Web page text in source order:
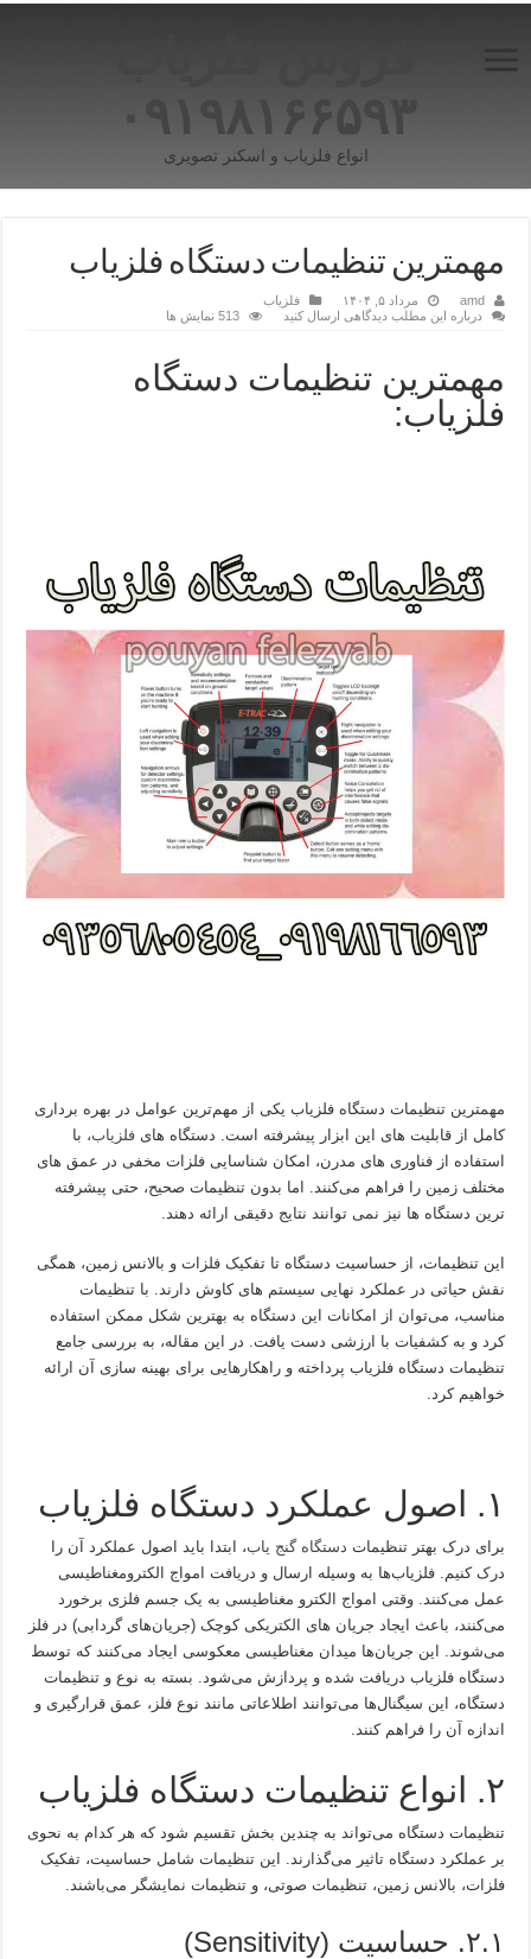
۰۹۱۹۸۱۶۶۵۹۳
انواع فلزیاب و اسکنر تصویری
مهمترین تنظیمات دستگاه فلزیاب
amd مرداد ۵, ۱۴۰۴
فلزیاب
درباره این مطلب دیدگاهی ارسال کنید
513 نمایش ها
مهمترین تنظیمات دستگاه
فلزیاب:
مهمترین تنظیمات دستگاه فلزیاب یکی از مهم‌ترین عوامل در بهره‌ برداری
کامل از قابلیت‌ های این ابزار پیشرفته است. دستگاه‌ هایفلزیاب، با
استفاده از فناوری‌ های مدرن، امکان شناسایی فلزات مخفی در عمق‌ های
مختلف زمین را فراهم می‌کنند. اما بدون تنظیمات صحیح، حتی پیشرفته‌
ترین دستگاه‌ ها نیز نمی‌ توانند نتایج دقیقی ارائه دهند.
این تنظیمات، از حساسیت دستگاه تا تفکیک فلزات و بالانس زمین، همگی
نقش حیاتی در عملکرد نهایی سیستم های کاوش دارند. با تنظیمات
مناسب، می‌توان از امکانات این دستگاه به بهترین شکل ممکن استفاده
کرد و به کشفیات با ارزشی دست یافت. در این مقاله، به بررسی جامع
تنظیمات دستگاه فلزیاب پرداخته و راهکارهایی برای بهینه‌ سازی آن ارائه
خواهیم کرد.
۱. اصول عملکرد دستگاه فلزیاب
برای درک بهتر تنظیمات دستگاه گنج یاب، ابتدا باید اصول عملکرد آن را
درک کنیم. فلزیاب‌ها به وسیله ارسال و دریافت امواج الکترومغناطیسی
عمل می‌کنند. وقتی امواج الکترو مغناطیسی به یک جسم فلزی برخورد
می‌کنند، باعث ایجاد جریان‌ های الکتریکی کوچک (جریان‌های گردابی) در فلز
می‌شوند. این جریان‌ها میدان مغناطیسی معکوسی ایجاد می‌کنند که توسط
دستگاه فلزیاب دریافت شده و پردازش می‌شود. بسته به نوع و تنظیمات
دستگاه، این سیگنال‌ها می‌توانند اطلاعاتی مانند نوع فلز، عمق قرارگیری و
اندازه آن را فراهم کنند.
۲. انواع تنظیمات دستگاه فلزیاب
تنظیمات دستگاه می‌تواند به چندین بخش تقسیم شود که هر کدام به نحوی
بر عملکرد دستگاه تاثیر می‌گذارند. این تنظیمات شامل حساسیت، تفکیک
فلزات، بالانس زمین، تنظیمات صوتی، و تنظیمات نمایشگر می‌باشند.
۲.۱. حساسیت (Sensitivity)